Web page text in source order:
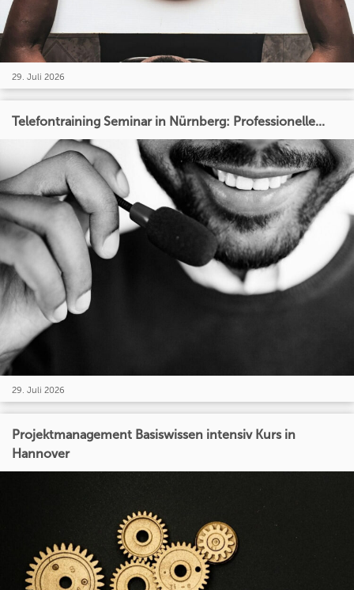
29. Juli 2026
Telefontraining Seminar in Nürnberg: Professionelle...
29. Juli 2026
Projektmanagement Basiswissen intensiv Kurs in
Hannover